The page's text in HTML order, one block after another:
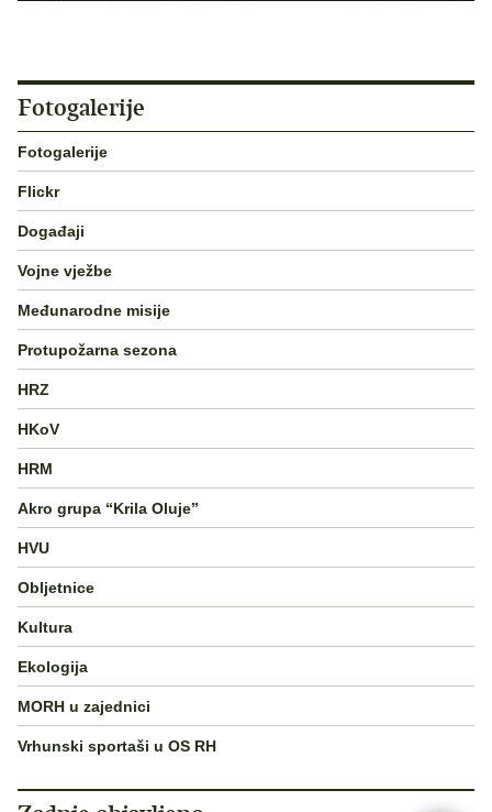
Fotogalerije
Fotogalerije
Flickr
Događaji
Vojne vježbe
Međunarodne misije
Protupožarna sezona
HRZ
HKoV
HRM
Akro grupa “Krila Oluje”
HVU
Obljetnice
Kultura
Ekologija
MORH u zajednici
Vrhunski sportaši u OS RH